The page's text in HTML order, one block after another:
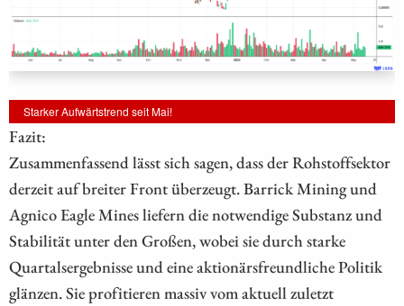
Starker Aufwärtstrend seit Mai!
Fazit:
Zusammenfassend lässt sich sagen, dass der Rohstoffsektor
derzeit auf breiter Front überzeugt. Barrick Mining und
Agnico Eagle Mines liefern die notwendige Substanz und
Stabilität unter den Großen, wobei sie durch starke
Quartalsergebnisse und eine aktionärsfreundliche Politik
glänzen. Sie profitieren massiv vom aktuell zuletzt